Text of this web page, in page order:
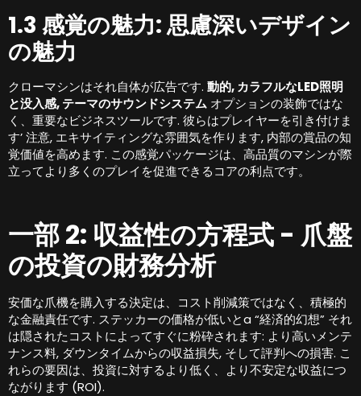
1.3 感覚の魅力: 思慮深いデザイン
の魅力
クローマシンはそれ自体が広告です. 動的, カラフルなLED照明
と没入感, テーマのサウンドシステム オプションの装飾ではな
く、重要なビジネスツールです. 彼らはプレイヤーを引き付けま
す’ 注意, エキサイティングな雰囲気を作ります, 内部の賞品の知
覚価値を高めます. この感覚パッケージは、高品質のマシンが際
立ってより多くのプレイを促進できるコアの利点です。
一部 2: 収益性の方程式 - 爪盤
の投資の財務分析
安価な爪機を購入する決定は、コスト削減策ではなく、積極的
な金融責任です. ステッカーの価格が低いとa “経済的幻想” それ
は隠されたコストによってすぐに粉砕されます: より高いメンテ
ナンス料, ダウンタイムからの収益損失, そして評判への損害. こ
れらの要因は、投資に対するより低く、より不安定な収益につ
ながります (ROI).